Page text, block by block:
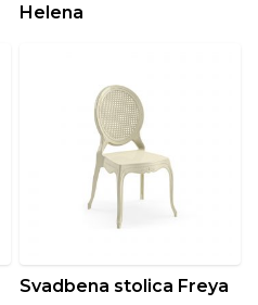
Helena
Svadbena stolica Freya